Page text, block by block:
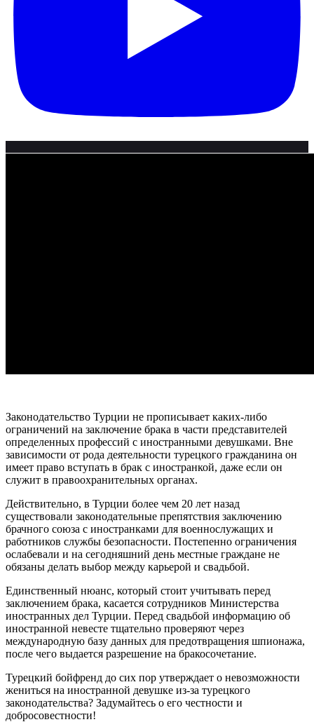
Законодательство Турции не прописывает каких-либо
ограничений на заключение брака в части представителей
определенных профессий с иностранными девушками. Вне
зависимости от рода деятельности турецкого гражданина он
имеет право вступать в брак с иностранкой, даже если он
служит в правоохранительных органах.
Действительно, в Турции более чем 20 лет назад
существовали законодательные препятствия заключению
брачного союза с иностранками для военнослужащих и
работников службы безопасности. Постепенно ограничения
ослабевали и на сегодняшний день местные граждане не
обязаны делать выбор между карьерой и свадьбой.
Единственный нюанс, который стоит учитывать перед
заключением брака, касается сотрудников Министерства
иностранных дел Турции. Перед свадьбой информацию об
иностранной невесте тщательно проверяют через
международную базу данных для предотвращения шпионажа,
после чего выдается разрешение на бракосочетание.
Турецкий бойфренд до сих пор утверждает о невозможности
жениться на иностранной девушке из-за турецкого
законодательства? Задумайтесь о его честности и
добросовестности!